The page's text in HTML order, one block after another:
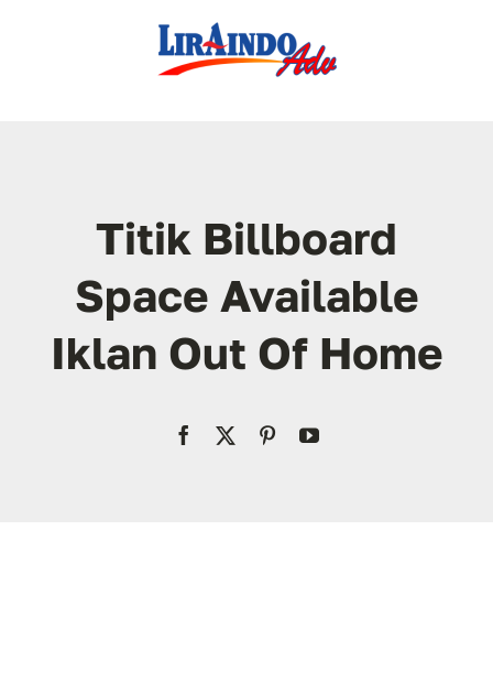
Titik Billboard
Space Available
Iklan Out Of Home